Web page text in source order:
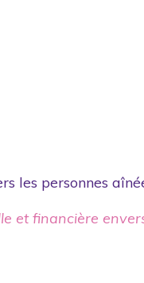
les personnes
et financière